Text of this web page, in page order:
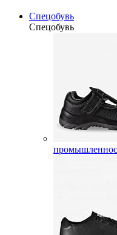
Спецобувь
Спецобувь